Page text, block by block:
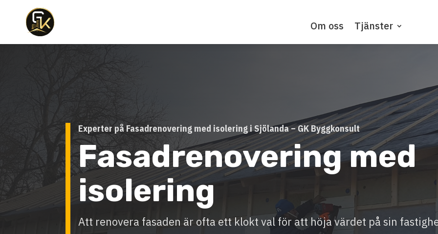
Om oss Tjänster
Experter på Fasadrenovering med isolering i Sjölanda – GK Byggkonsult
Fasadrenovering med
isolering
Att renovera fasaden är ofta ett klokt val för att höja värdet på sin